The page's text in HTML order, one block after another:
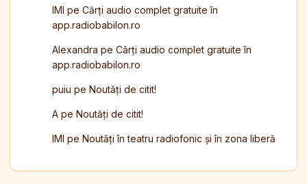
IMI pe Cărți audio complet gratuite în
app.radiobabilon.ro
Alexandra pe Cărți audio complet gratuite în
app.radiobabilon.ro
puiu pe Noutăți de citit!
A pe Noutăți de citit!
IMI pe Noutăți în teatru radiofonic și în zona liberă